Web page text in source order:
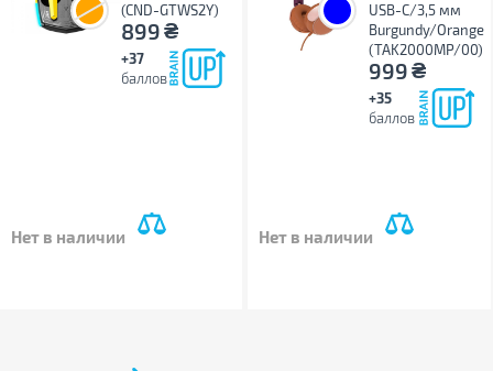
(CND-GTWS2Y)
899₴
+37
баллов
Нет в наличии
USB-C/3,5 мм
Burgundy/Orange
(TAK2000MP/00)
999₴
+35
баллов
Нет в наличии